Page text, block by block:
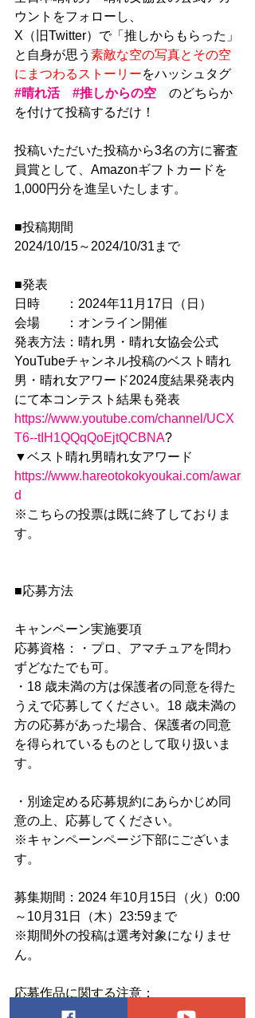
ウントをフォローし、
X（旧Twitter）で「推しからもらった」
と自身が思う 素敵な空の写真とその空
にまつわるストーリーをハッシュタグ
#晴れ活
#推しからの空 のどちらか
を付けて投稿するだけ！
投稿いただいた投稿から3名の方に審査
員賞として、Amazonギフトカードを
1,000円分を進呈いたします。
■投稿期間
2024/10/15～2024/10/31まで
■発表
日時　　：2024年11月17日（日）
会場　　：オンライン開催
発表方法：晴れ男・晴れ女協会公式
YouTubeチャンネル投稿のベスト晴れ
男・晴れ女アワード2024度結果発表内
にて本コンテスト結果も発表
https://www.youtube.com/channel/UCX
T6--tIH1QQqQoEjtQCBNA?
▼ベスト晴れ男晴れ女アワード
https://www.hareotokokyoukai.com/awar
d
※こちらの投票は既に終了しておりま
す。
■応募方法
キャンペーン実施要項
応募資格：・プロ、アマチュアを問わ
ずどなたでも可。
・18 歳未満の方は保護者の同意を得た
うえで応募してください。18 歳未満の
方の応募があった場合、保護者の同意
を得られているものとして取り扱いま
す。
・別途定める応募規約にあらかじめ同
意の上、応募してください。
※キャンペーンページ下部にございま
す。
募集期間：2024 年10月15日（火）0:00
～10月31日（木）23:59まで
※期間外の投稿は選考対象になりませ
ん。
応募作品に関する注意：
応募者本人が撮影し、現に著作権を有